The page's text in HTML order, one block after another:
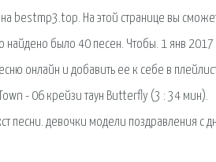
на bestmp3.top. На этой странице вы
найдено было 40 песен. Чтобы. 1 янв 2017
онлайн и добавить ее к себе в
- 06 крейзи таун Butterfly (3 : 34 мин).
песни. девочки модели поздравления с